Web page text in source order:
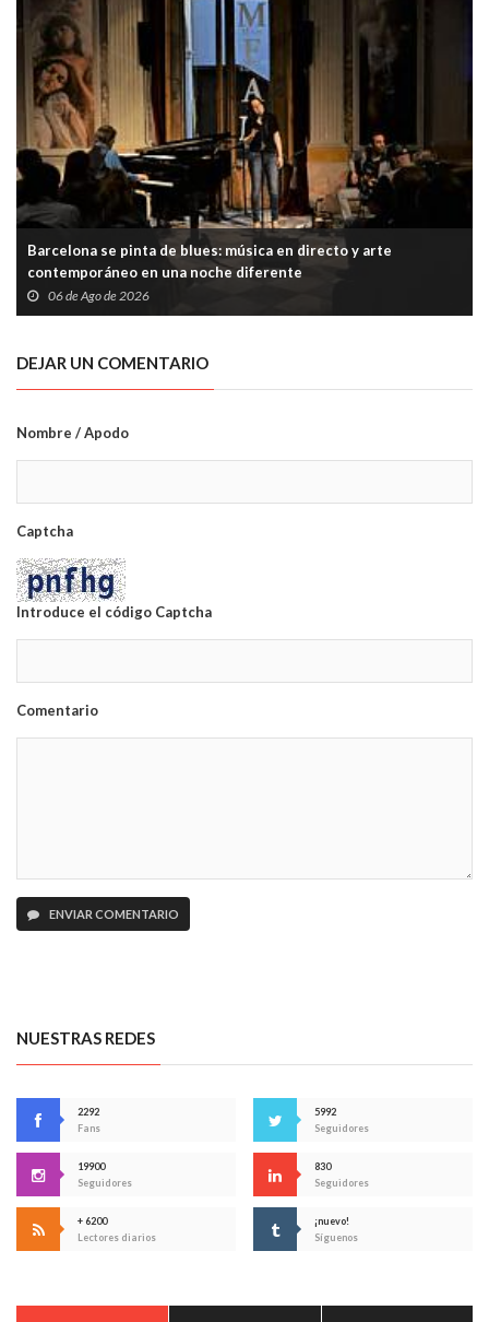
Barcelona se pinta de blues: música en directo y arte
contemporáneo en una noche diferente
06 de Ago de 2026
DEJAR UN COMENTARIO
Nombre / Apodo
Captcha
Introduce el código Captcha
Comentario
ENVIAR COMENTARIO
NUESTRAS REDES
2292
Fans
5992
Seguidores
19900
Seguidores
830
Seguidores
+ 6200
Lectores diarios
¡nuevo!
Síguenos